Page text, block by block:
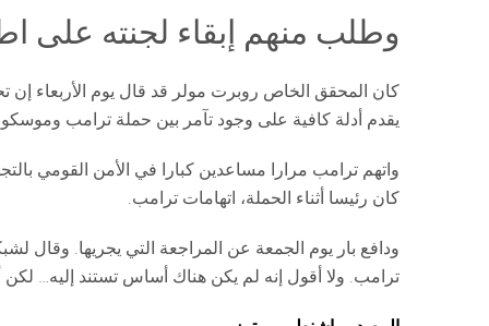
وطلب منهم إبقاء لجنته على
يقدم أدلة كافية على وجود تآمر بين حملة ترامب
واتهم ترامب مرارا مساعدين كبارا في الأمن القومي
كان رئيسا أثناء الحملة، اتهامات ترامب.
ودافع بار يوم الجمعة عن المراجعة التي يجريها.
ترامب. ولا أقول إنه لم يكن هناك أساس تستند إليه… لكن